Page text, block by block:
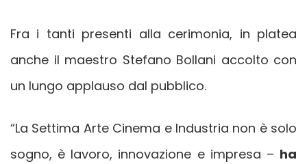
Fra i tanti presenti alla cerimonia, in platea
anche il maestro Stefano Bollani accolto con
un lungo applauso dal pubblico.
“La Settima Arte Cinema e Industria non è solo
sogno, è lavoro, innovazione e impresa – ha